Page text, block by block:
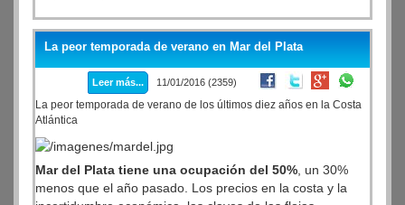
Los amparos, que incluyen una medida cautelar interina, fueron
dispuestos por el juez federal n° 7 en lo Civil y Comercial de CABA
Iván Garbarino (en la causa iniciada por la Asociación de Defensa
de Derechos de Usuarios y Consumidores - ADDUC) y la jueza
federal n° 2 en lo Civil, Comercial y Contencioso Administrativo de
San Martín, Martina Forns, en la causa promovida por la
Cooperativa de Trabajo para la Comunicación Social.
“De acuerdo a lo dispuesto por los jueces Garbarino y Forms,
AFSCA vuelve a integrarse con el directorio plural que preside
Martín Sabbatella, todos los despedidos por la intervención vuelven
a sus lugares de trabajo, quedan sin efecto todas las medidas
La peor temporada de verano en Mar del Plata
Leer más... 11/01/2016 (2359)
La peor temporada de verano de los últimos diez años en la Costa
Atlántica
Mar del Plata tiene una ocupación del 50% , un 30%
menos que el año pasado. Los precios en la costa y la